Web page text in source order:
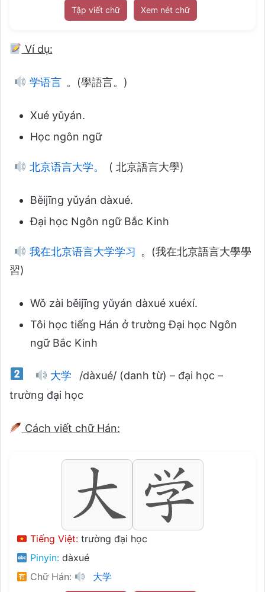
Tập viết chữ Xem nét chữ
Ví dụ:
学语言 。(學語言。)
Xué yǔyán.
Học ngôn ngữ
北京语言大学。 ( 北京語言大學)
Běijīng yǔyán dàxué.
Đại học Ngôn ngữ Bắc Kinh
我在北京语言大学学习 。(我在北京語言大學學
習)
Wǒ zài běijīng yǔyán dàxué xuéxí.
Tôi học tiếng Hán ở trường Đại học Ngôn
ngữ Bắc Kinh
大学
/dàxué/ (danh từ) – đại học –
trường đại học
Cách viết chữ Hán:
Tiếng Việt: trường đại học
Pinyin: dàxué
Chữ Hán:
大学